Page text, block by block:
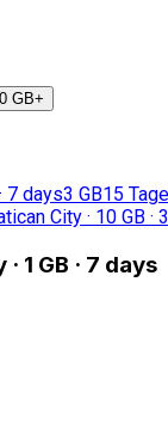
GB+
7 days3 GB15
City · 10 GB ·
1 GB · 7 days